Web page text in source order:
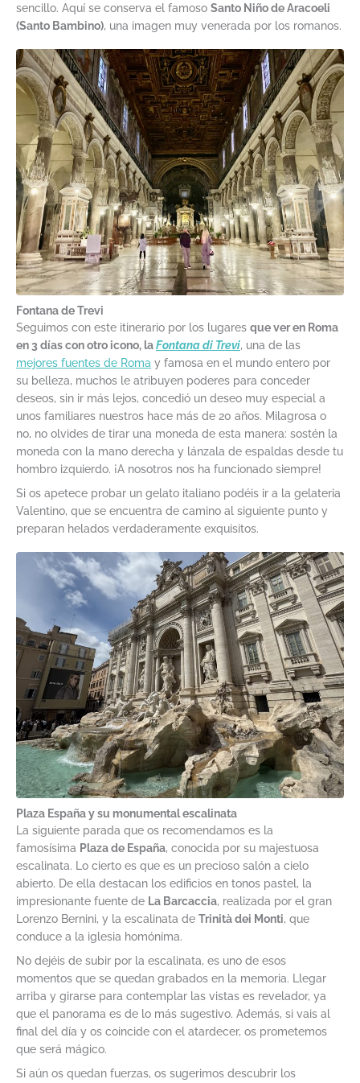
sencillo. Aquí se conserva el famoso Santo Niño de Aracoeli
(Santo Bambino), una imagen muy venerada por los romanos.
Fontana de Trevi
Seguimos con este itinerario por los lugares que ver en Roma
en 3 días con otro icono, laFontana di Trevi, una de las
mejores fuentes de Roma y famosa en el mundo entero por
su belleza, muchos le atribuyen poderes para conceder
deseos, sin ir más lejos, concedió un deseo muy especial a
unos familiares nuestros hace más de 20 años. Milagrosa o
no, no olvides de tirar una moneda de esta manera: sostén la
moneda con la mano derecha y lánzala de espaldas desde tu
hombro izquierdo. ¡A nosotros nos ha funcionado siempre!
Si os apetece probar un gelato italiano podéis ir a la gelateria
Valentino, que se encuentra de camino al siguiente punto y
preparan helados verdaderamente exquisitos.
Plaza España y su monumental escalinata
La siguiente parada que os recomendamos es la
famosísima Plaza de España, conocida por su majestuosa
escalinata. Lo cierto es que es un precioso salón a cielo
abierto. De ella destacan los edificios en tonos pastel, la
impresionante fuente de La Barcaccia, realizada por el gran
Lorenzo Bernini, y la escalinata de Trinità dei Monti, que
conduce a la iglesia homónima.
No dejéis de subir por la escalinata, es uno de esos
momentos que se quedan grabados en la memoria. Llegar
arriba y girarse para contemplar las vistas es revelador, ya
que el panorama es de lo más sugestivo. Además, si vais al
final del día y os coincide con el atardecer, os prometemos
que será mágico.
Si aún os quedan fuerzas, os sugerimos descubrir los